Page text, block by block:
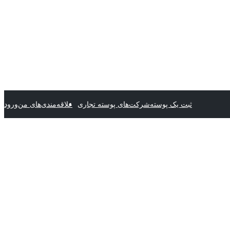
ثبت یک پوستهشرکت‌های پوسته تجاری علاقه‌مندی‌های منورود